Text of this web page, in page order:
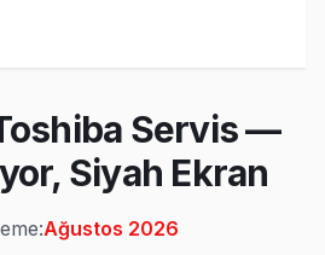
2026
Servis —
Siyah Ekran
Ağustos 2026